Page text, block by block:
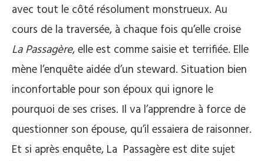
avec tout le côté résolument monstrueux. Au
cours de la traversée, à chaque fois qu’elle croise
La Passagère, elle est comme saisie et terrifiée. Elle
mène l’enquête aidée d’un steward. Situation bien
inconfortable pour son époux qui ignore le
pourquoi de ses crises. Il va l’apprendre à force de
questionner son épouse, qu’il essaiera de raisonner.
Et si après enquête, La Passagère est dite sujet